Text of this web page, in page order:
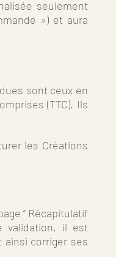
seulement
») et aura
sont ceux en
(TTC). Ils
les Créations
” Récapitulatif
validation, il est
corriger ses